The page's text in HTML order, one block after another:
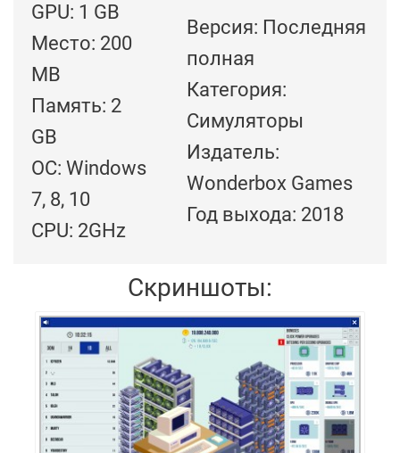
GPU: 1 GB
Место: 200
MB
Память: 2
GB
ОС: Windows
7, 8, 10
CPU: 2GHz
Версия: Последняя
полная
Категория:
Симуляторы
Издатель:
Wonderbox Games
Год выхода: 2018
Скриншоты: